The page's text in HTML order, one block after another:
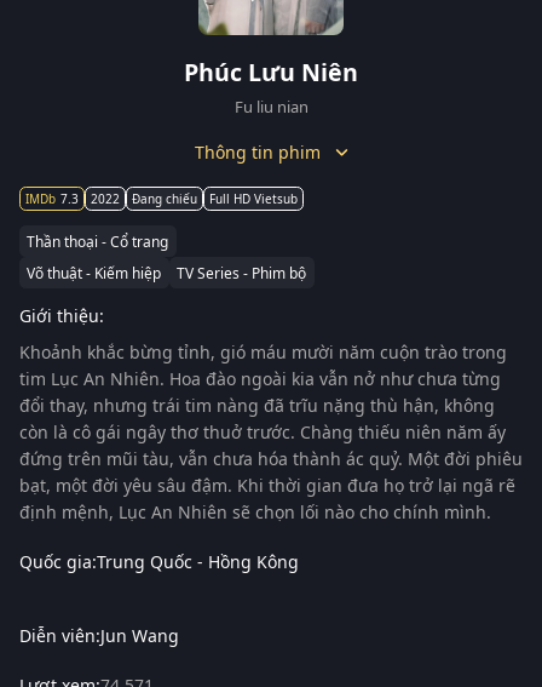
Phúc Lưu Niên
Fu liu nian
Thông tin phim
7.3 2022 Đang chiếu Full HD Vietsub
Thần thoại - Cổ trang
Võ thuật - Kiếm hiệp
TV Series - Phim bộ
Giới thiệu:
Khoảnh khắc bừng tỉnh, gió máu mười năm cuộn trào trong
tim Lục An Nhiên. Hoa đào ngoài kia vẫn nở như chưa từng
đổi thay, nhưng trái tim nàng đã trĩu nặng thù hận, không
còn là cô gái ngây thơ thuở trước. Chàng thiếu niên năm ấy
đứng trên mũi tàu, vẫn chưa hóa thành ác quỷ. Một đời phiêu
bạt, một đời yêu sâu đậm. Khi thời gian đưa họ trở lại ngã rẽ
định mệnh, Lục An Nhiên sẽ chọn lối nào cho chính mình.
Quốc gia:Trung Quốc - Hồng Kông
Diễn viên:Jun Wang